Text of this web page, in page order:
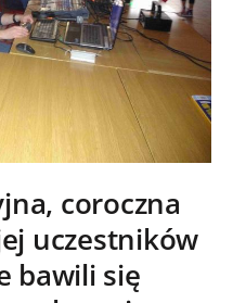
coroczna
uczestników
bawili się